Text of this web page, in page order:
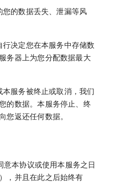
的数据丢失、泄漏等风
决定您在本服务中存储数
务器上为您分配数据最大
服务被终止或取消，我们
的数据。本服务停止、终
您返还任何数据。
本协议或使用本服务之日
，并且在此之后始终有